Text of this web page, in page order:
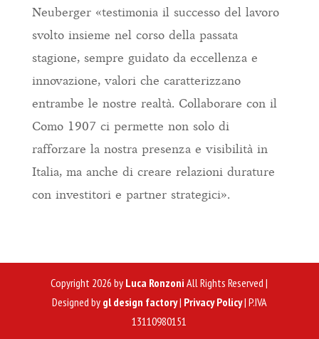
Neuberger «testimonia il successo del lavoro
svolto insieme nel corso della passata
stagione, sempre guidato da eccellenza e
innovazione, valori che caratterizzano
entrambe le nostre realtà. Collaborare con il
Como 1907 ci permette non solo di
rafforzare la nostra presenza e visibilità in
Italia, ma anche di creare relazioni durature
con investitori e partner strategici».
Copyright 2026 by Luca Ronzoni All Rights Reserved |
Designed by gl design factory| Privacy Policy| P.IVA
13110980151